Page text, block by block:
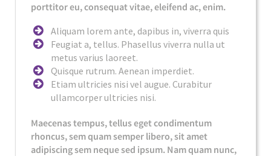
porttitor eu, consequat vitae, eleifend ac, enim.
Aliquam lorem ante, dapibus in, viverra quis
Feugiat a, tellus. Phasellus viverra nulla ut
metus varius laoreet.
Quisque rutrum. Aenean imperdiet.
Etiam ultricies nisi vel augue. Curabitur
ullamcorper ultricies nisi.
Maecenas tempus, tellus eget condimentum
rhoncus, sem quam semper libero, sit amet
adipiscing sem neque sed ipsum. Nam quam nunc,